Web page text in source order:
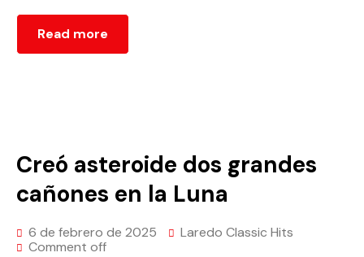
Read more
Creó asteroide dos grandes
cañones en la Luna
6 de febrero de 2025
Laredo Classic Hits
Comment off